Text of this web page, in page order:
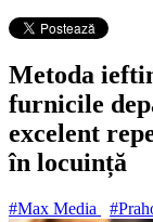
Metoda
furnicile
excelent
în locuință
#Max Media